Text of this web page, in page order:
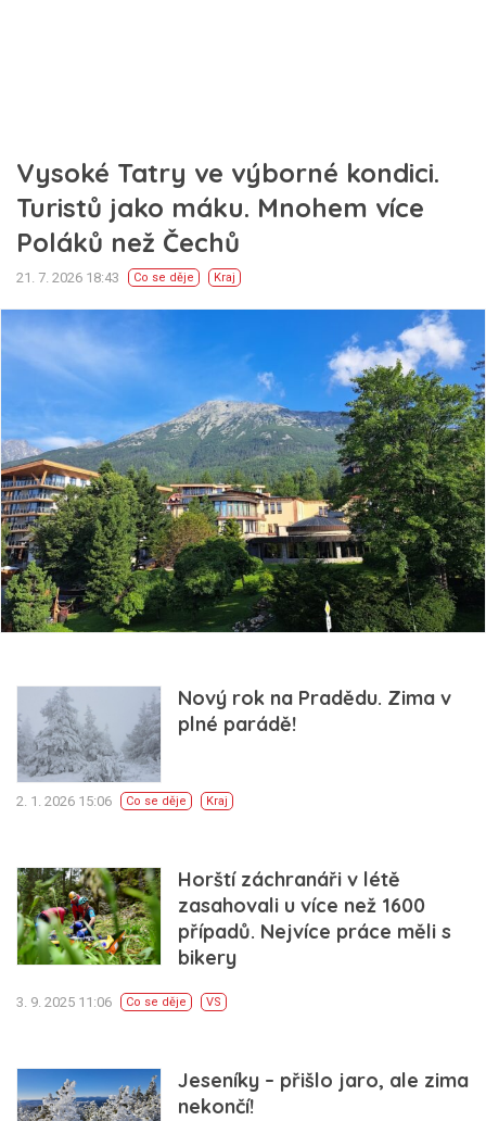
Vysoké Tatry ve výborné kondici.
Turistů jako máku. Mnohem více
Poláků než Čechů
21. 7. 2026 18:43 Co se děje Kraj
Nový rok na Pradědu. Zima v
plné parádě!
2. 1. 2026 15:06 Co se děje Kraj
Horští záchranáři v létě
zasahovali u více než 1600
případů. Nejvíce práce měli s
bikery
3. 9. 2025 11:06 Co se děje VS
Jeseníky – přišlo jaro, ale zima
nekončí!